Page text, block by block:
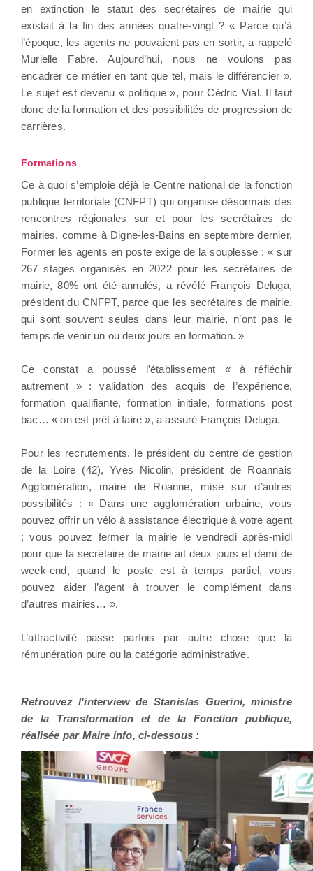
en extinction le statut des secrétaires de mairie qui
existait à la fin des années quatre-vingt ? « Parce qu’à
l’époque, les agents ne pouvaient pas en sortir, a rappelé
Murielle Fabre. Aujourd’hui, nous ne voulons pas
encadrer ce métier en tant que tel, mais le différencier ».
Le sujet est devenu « politique », pour Cédric Vial. Il faut
donc de la formation et des possibilités de progression de
carrières.
Formations
Ce à quoi s’emploie déjà le Centre national de la fonction
publique territoriale (CNFPT) qui organise désormais des
rencontres régionales sur et pour les secrétaires de
mairies, comme à Digne-les-Bains en septembre dernier.
Former les agents en poste exige de la souplesse : « sur
267 stages organisés en 2022 pour les secrétaires de
mairie, 80% ont été annulés, a révélé François Deluga,
président du CNFPT, parce que les secrétaires de mairie,
qui sont souvent seules dans leur mairie, n’ont pas le
temps de venir un ou deux jours en formation. »
Ce constat a poussé l’établissement « à réfléchir
autrement » : validation des acquis de l’expérience,
formation qualifiante, formation initiale, formations post
bac… « on est prêt à faire », a assuré François Deluga.
Pour les recrutements, le président du centre de gestion
de la Loire (42), Yves Nicolin, président de Roannais
Agglomération, maire de Roanne, mise sur d’autres
possibilités : « Dans une agglomération urbaine, vous
pouvez offrir un vélo à assistance électrique à votre agent
; vous pouvez fermer la mairie le vendredi après-midi
pour que la secrétaire de mairie ait deux jours et demi de
week-end, quand le poste est à temps partiel, vous
pouvez aider l’agent à trouver le complément dans
d’autres mairies… ».
L’attractivité passe parfois par autre chose que la
rémunération pure ou la catégorie administrative.
Retrouvez l'interview de Stanislas Guerini, ministre
de la Transformation et de la Fonction publique,
réalisée par Maire info, ci-dessous :